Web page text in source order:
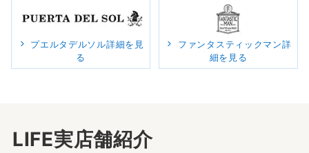
プエルタデルソル詳細を見
る
ファンタスティックマン詳
細を見る
LIFE実店舗紹介